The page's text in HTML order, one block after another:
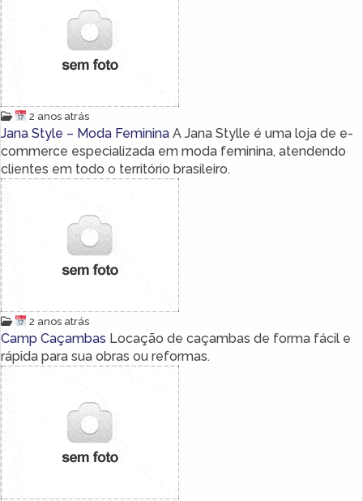
2 anos atrás
Jana Style – Moda Feminina A Jana Stylle é uma loja de e-
commerce especializada em moda feminina, atendendo
clientes em todo o território brasileiro.
2 anos atrás
Camp Caçambas Locação de caçambas de forma fácil e
rápida para sua obras ou reformas.